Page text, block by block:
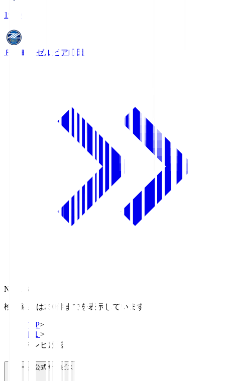
19:00
ＦＣ町田ゼルビア町田
NHK BS
検索結果は250件までを表示しています
TOP>
Ｊ１ >
テレビ放送
Ｊリーグ公式サービス